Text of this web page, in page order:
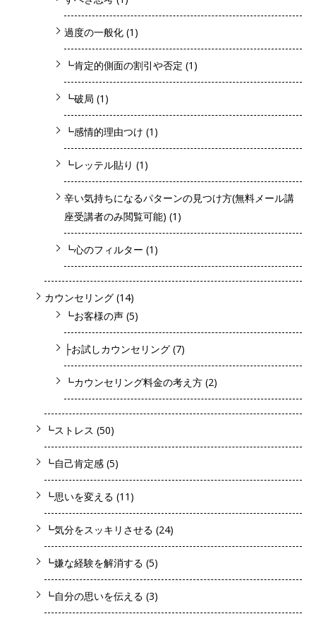
過度の一般化 (1)
┗肯定的側面の割引や否定 (1)
┗破局 (1)
┗感情的理由つけ (1)
┗レッテル貼り (1)
辛い気持ちになるパターンの見つけ方(無料メール講
座受講者のみ閲覧可能) (1)
┗心のフィルター (1)
カウンセリング (14)
┗お客様の声 (5)
├お試しカウンセリング (7)
┗カウンセリング料金の考え方 (2)
┗ストレス (50)
┗自己肯定感 (5)
┗思いを変える (11)
┗気分をスッキリさせる (24)
┗嫌な経験を解消する (5)
┗自分の思いを伝える (3)